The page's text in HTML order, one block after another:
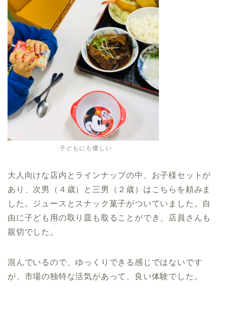
子どもにも優しい
大人向けな店内とラインナップの中、お子様セットが
あり、次男（４歳）と三男（２歳）はこちらを頼みま
した。ジュースとスナック菓子がついていました。自
由に子ども用の取り皿も取ることができ、店員さんも
親切でした。
混んでいるので、ゆっくりできる感じではないです
が、市場の独特な活気があって、良い体験でした。